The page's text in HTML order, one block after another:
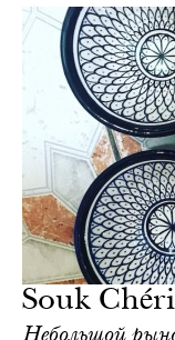
Souk
Небольшой